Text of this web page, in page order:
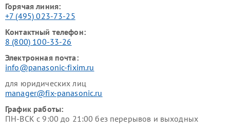
Горячая линия:
+7 (495) 023-73-25
Контактный телефон:
8 (800) 100-33-26
Электронная почта:
info@panasonic-fixim.ru
для юридических лиц
manager@fix-panasonic.ru
График работы:
ПН-ВСК с 9:00 до 21:00 без перерывов и выходных